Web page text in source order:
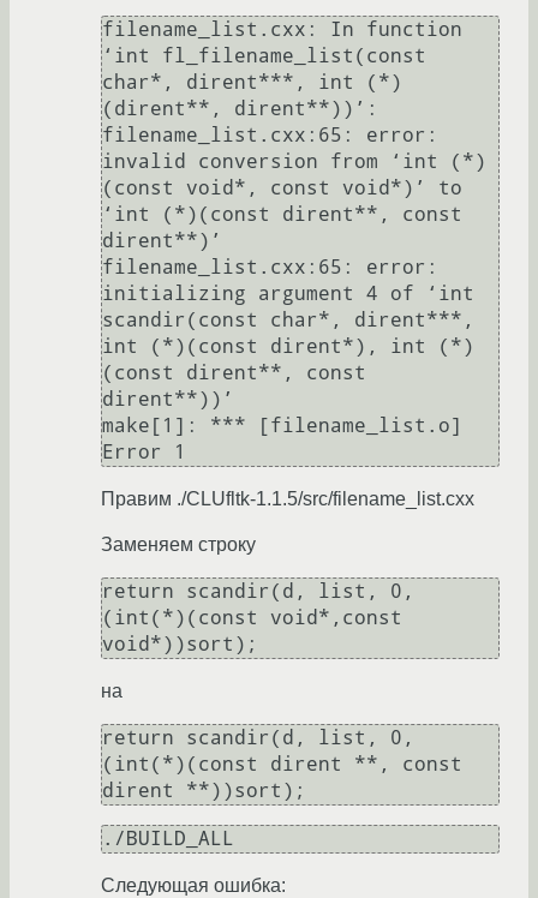
filename_list.cxx: In function
‘int fl_filename_list(const
char*, dirent***, int (*)
(dirent**, dirent**))’:
filename_list.cxx:65: error:
invalid conversion from ‘int (*)
(const void*, const void*)’ to
‘int (*)(const dirent**, const
dirent**)’
filename_list.cxx:65: error:
initializing argument 4 of ‘int
scandir(const char*, dirent***,
int (*)(const dirent*), int (*)
(const dirent**, const
dirent**))’
make[1]: *** [filename_list.o]
Правим ./CLUfltk-1.1.5/src/filename_list.cxx
Заменяем строку
return scandir(d, list, 0,
(int(*)(const void*,const
void*))sort);
на
return scandir(d, list, 0,
(int(*)(const dirent **, const
dirent **))sort);
./BUILD_ALL
Следующая ошибка: